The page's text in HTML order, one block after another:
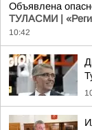
Объявлена
ТУЛАСМИ |
10:42